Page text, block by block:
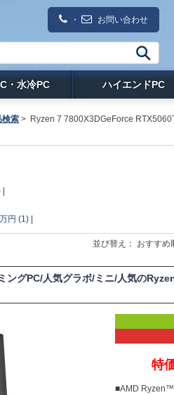
・ お問い合わせ
・水冷PC ハイエンドPC
検索 > Ryzen 7 7800X3DGeForce
|
円 (1) |
並び替え： おすすめ
グPC/人気グラボ/ミニ/人気の
特
■AMD